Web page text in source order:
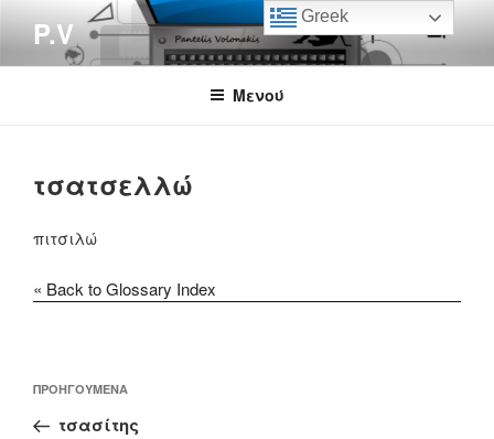
περιεχόμενο
P.V
Μενού
τσατσελλώ
πιτσιλώ
« Back to Glossary Index
άρθρων
Προηγούμενο
άρθρο
ΠΡΟΗΓΟΎΜΕΝΑ
τσασίτης
Greek